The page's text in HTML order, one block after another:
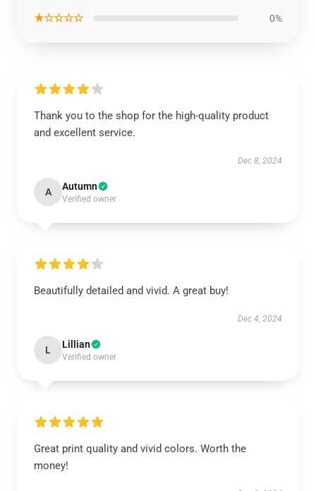
★☆☆☆☆ 0%
Thank you to the shop for the high-quality product
and excellent service.
Dec 8, 2024
A Autumn
Verified owner
Beautifully detailed and vivid. A great buy!
Dec 4, 2024
L Lillian
Verified owner
Great print quality and vivid colors. Worth the
money!